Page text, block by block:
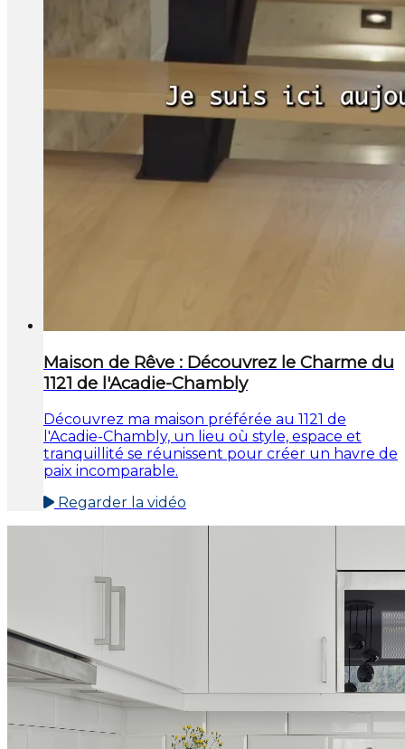
Maison de Rêve : Découvrez le Charme du
1121 de l'Acadie-Chambly
Découvrez ma maison préférée au 1121 de
l'Acadie-Chambly, un lieu où style, espace et
tranquillité se réunissent pour créer un havre de
paix incomparable.
Regarder la vidéo